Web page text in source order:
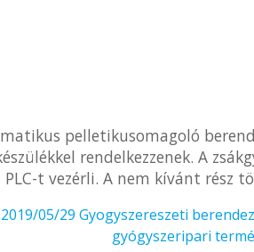
pelletikusomagoló
rendelkezzenek. A
PLC-t vezérli. A nem kívánt rész
2019/05/29 Gyogyszereszeti
gyógyszeripari